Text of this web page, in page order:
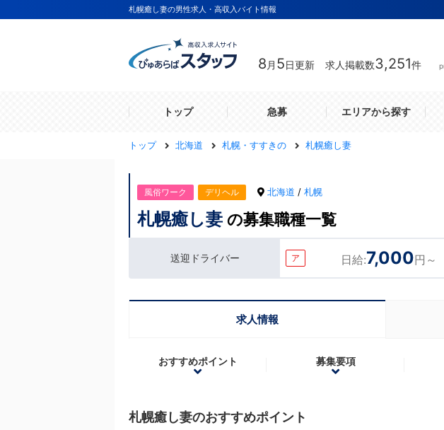
札幌癒し妻の男性求人・高収入バイト情報
8 月 5日更新 求人掲載数3,251件
トップ 急募 エリアから探す
トップ 北海道 札幌・すすきの 札幌癒し妻
風俗ワーク デリヘル 北海道 / 札幌
札幌癒し妻 の募集職種一覧
送迎ドライバー ア 日給:7,000円～
求人情報
おすすめポイント 募集要項
札幌癒し妻のおすすめポイント